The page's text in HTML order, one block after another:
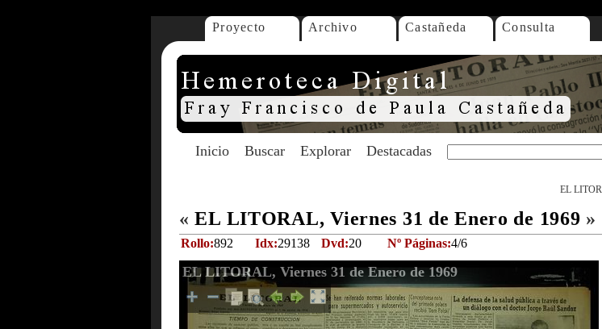
Proyecto Archivo Castañeda Consulta
Inicio Buscar Explorar Destacadas
EL
« EL LITORAL, Viernes 31 de Enero de 1969 »
Rollo:892 Idx:29138 Dvd:20 Nº Páginas:4/6
EL LITORAL, Viernes 31 de Enero de 1969